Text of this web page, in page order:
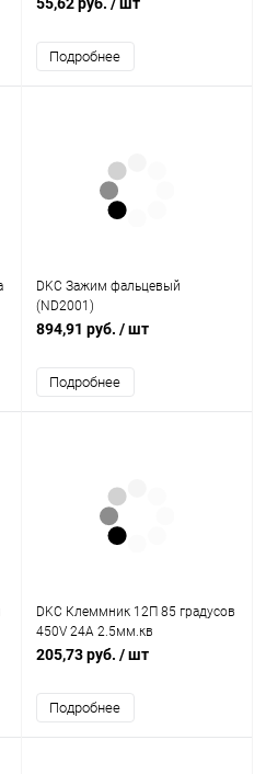
Подробнее
DKC Зажим фальцевый
(ND2001)
894,91 руб. / шт
Подробнее
DKC Клеммник 12П 85 градусов
450V 24A 2.5мм.кв
полипропилен черный
205,73 руб. / шт
Подробнее